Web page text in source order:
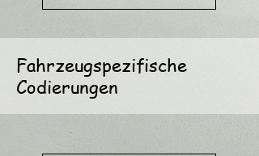
Fahrzeugspezifische
Codierungen